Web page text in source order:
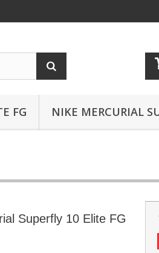
FG NIKE MERCURIAL
Superfly 10 Elite FG